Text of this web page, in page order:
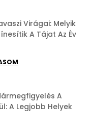
Virágai: Melyik
A Tájat Az Év
A
A Legjobb Helyek